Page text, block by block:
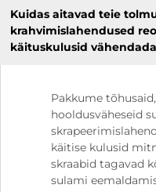
Kuidas aitavad teie
krahvimislahendused
käituskulusid
Pakkume
hooldusväheseid
käitise kulusid
skraabid tagavad
sulami